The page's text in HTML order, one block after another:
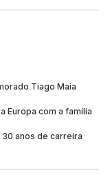
Tiago Maia
Europa com a família
30 anos de carreira